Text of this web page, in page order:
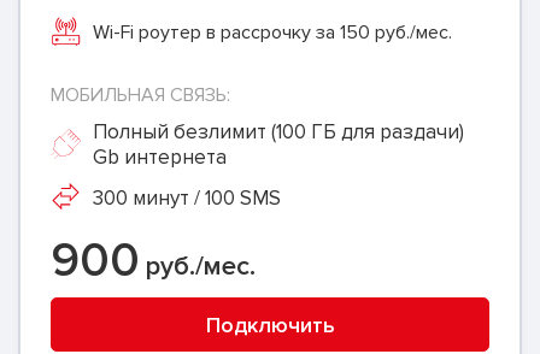
Wi-Fi роутер в рассрочку за 150 руб./мес.
МОБИЛЬНАЯ СВЯЗЬ:
Полный безлимит (100 ГБ для раздачи)
Gb интернета
300 минут / 100 SMS
900 руб./мес.
Подключить